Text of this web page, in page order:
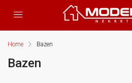
Home Bazen
Bazen